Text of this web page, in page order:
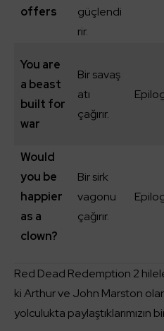
offers
güçlendi
rir.
You are
a beast
built for
war
Bir savaş
atı
çağırır.
Would
you be
happier
as a
clown?
Bir sirk
vagonu
çağırır.
Red Dead Redemption 2
ki Arthur ve John Marston
yolculukta paylaştıklarımızın